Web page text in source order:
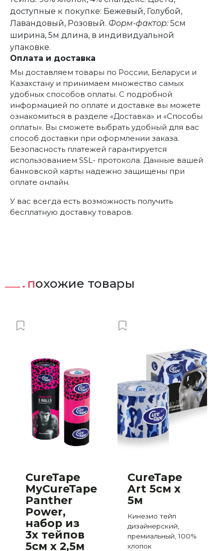
доступные к покупке: Бежевый, Голубой,
Лавандовый, Розовый. Форм-фактор: 5см
ширина, 5м длина, в индивидуальной
упаковке.
Оплата и доставка
Мы доставляем товары по России, Беларуси и
Казахстану и принимаем множество самых
удобных способов оплаты. С подробной
информацией по оплате и доставке вы можете
ознакомиться в разделе «Доставка» и «Способы
оплаты». Вы сможете выбрать удобный для вас
способ доставки при оформлении заказа.
Безопасность платежей гарантируется
использованием SSL- протокола. Данные вашей
банковской карты надежно защищены при
оплате онлайн.
У вас всегда есть возможность получить
бесплатную доставку товаров.
похожие товары
CureTape
MyCureTape
Panther
Power,
набор из
3х тейпов
5см х 2,5м
CureTape
Art 5см x
5м
Кинезио тейп
дизайнерский,
премиальный, 100%
хлопок